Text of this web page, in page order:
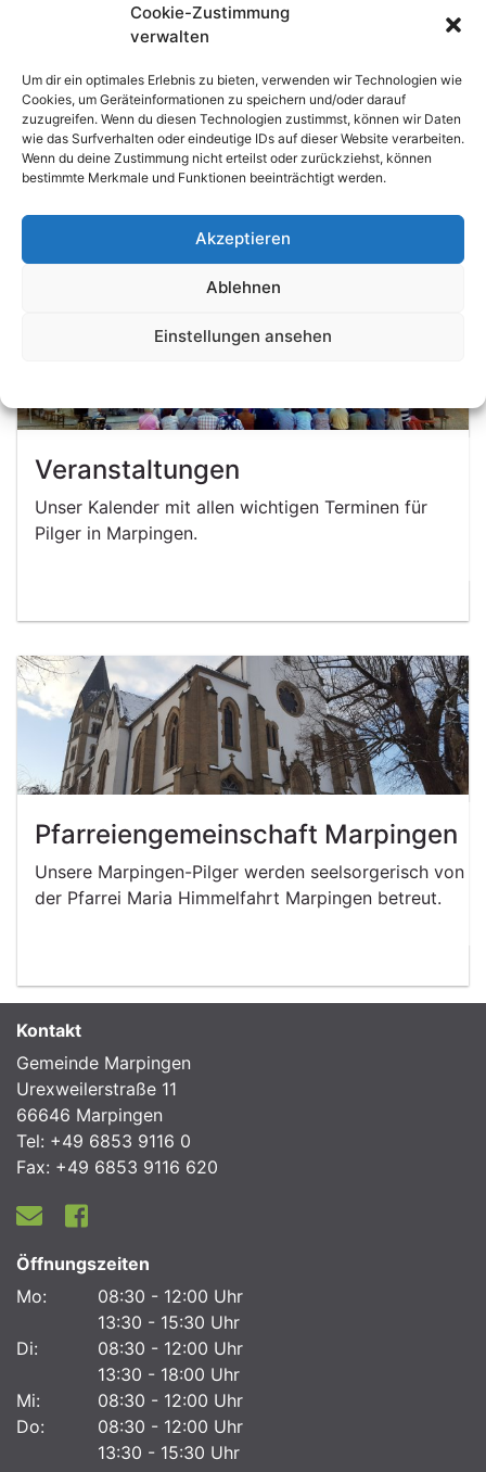
Cookie-Zustimmung
verwalten
Um dir ein optimales Erlebnis zu bieten, verwenden wir Technologien wie
Cookies, um Geräteinformationen zu speichern und/oder darauf
zuzugreifen. Wenn du diesen Technologien zustimmst, können wir Daten
wie das Surfverhalten oder eindeutige IDs auf dieser Website verarbeiten.
Wenn du deine Zustimmung nicht erteilst oder zurückziehst, können
bestimmte Merkmale und Funktionen beeinträchtigt werden.
Akzeptieren
Ablehnen
Einstellungen ansehen
Infos, Anmeldung und Bewirtung
Sie möchten mit einer Pilgergruppe anreisen und
möchten in unserem Besucherzentrum bewirtet
Veranstaltungen
Unser Kalender mit allen wichtigen Terminen für
Pilger in Marpingen.
Pfarreiengemeinschaft Marpingen
Unsere Marpingen-Pilger werden seelsorgerisch von
der Pfarrei Maria Himmelfahrt Marpingen betreut.
Kontakt
Gemeinde Marpingen
Urexweilerstraße 11
66646 Marpingen
Tel: +49 6853 9116 0
Fax: +49 6853 9116 620
Öffnungszeiten
Mo:
08:30 - 12:00 Uhr
13:30 - 15:30 Uhr
Di:
08:30 - 12:00 Uhr
13:30 - 18:00 Uhr
Mi:
08:30 - 12:00 Uhr
Do:
08:30 - 12:00 Uhr
13:30 - 15:30 Uhr